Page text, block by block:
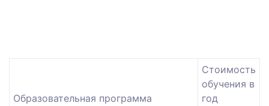
Образовательная программа
Стоимость
обучения в
год